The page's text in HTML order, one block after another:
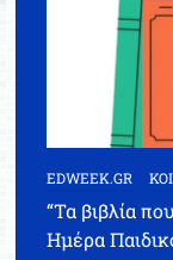
EDWEEK.GR
“Τα βιβλία
Ημέρα